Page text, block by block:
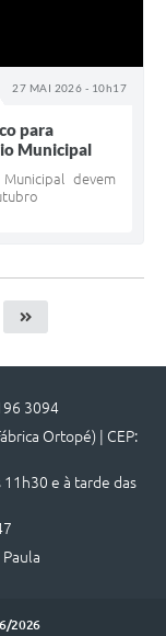
27 MAI 2026 - 10h17
para
Municipal
devem
3094
Ortopé) | CEP:
11h30 e à tarde das
2026